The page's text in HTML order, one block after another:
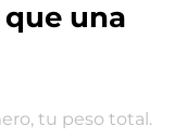
una
tu peso total.